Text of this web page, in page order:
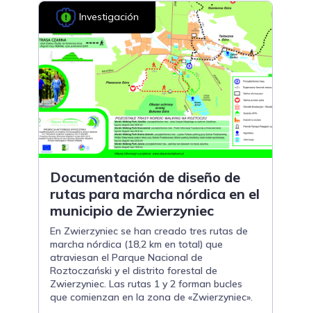
Investigación
Documentación de diseño de
rutas para marcha nórdica en el
municipio de Zwierzyniec
En Zwierzyniec se han creado tres rutas de
marcha nórdica (18,2 km en total) que
atraviesan el Parque Nacional de
Roztoczański y el distrito forestal de
Zwierzyniec. Las rutas 1 y 2 forman bucles
que comienzan en la zona de «Zwierzyniec».